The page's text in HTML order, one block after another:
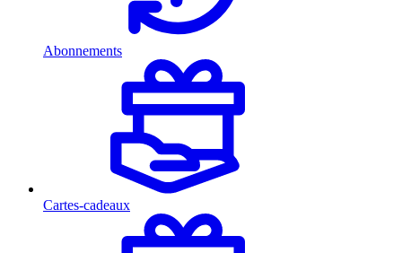
Abonnements
Cartes-cadeaux